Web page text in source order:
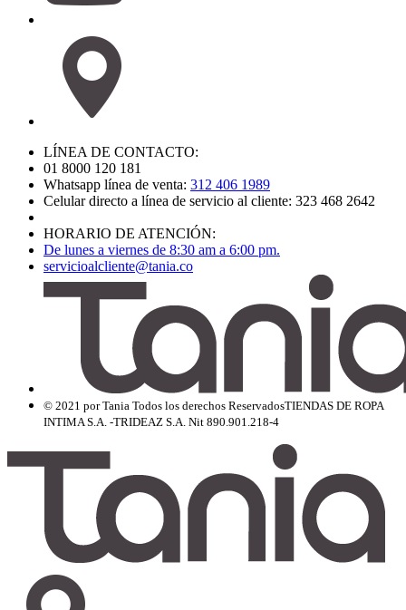
LÍNEA DE CONTACTO:
01 8000 120 181
Whatsapp línea de venta: 312 406 1989
Celular directo a línea de servicio al cliente: 323 468 2642
HORARIO DE ATENCIÓN:
De lunes a viernes de 8:30 am a 6:00 pm.
servicioalcliente@tania.co
© 2021 por Tania Todos los derechos ReservadosTIENDAS DE ROPA
INTIMA S.A. -TRIDEAZ S.A. Nit 890.901.218-4